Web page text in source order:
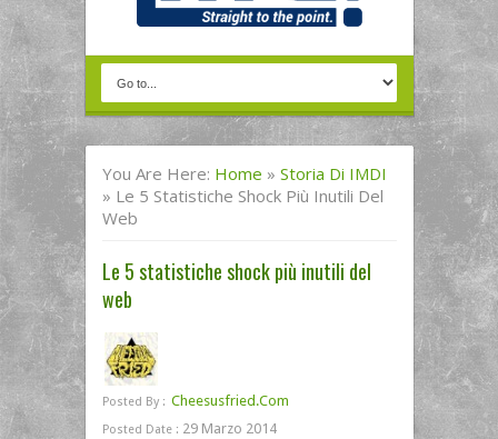
You Are Here: Home » Storia Di IMDI
» Le 5 Statistiche Shock Più Inutili Del
Web
Le 5 statistiche shock più inutili del
web
Posted By : Cheesusfried.com
Posted Date : 29 Marzo 2014